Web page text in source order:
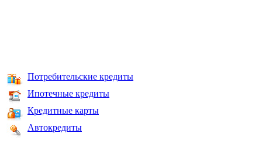
Потребительские кредиты
Ипотечные кредиты
Кредитные карты
Автокредиты